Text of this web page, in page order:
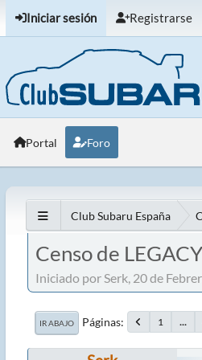
Iniciar sesión Registrarse
Portal Foro
Club Subaru España
Censo de
Iniciado por Serk, 20 de
IR ABAJO Páginas 1 ...